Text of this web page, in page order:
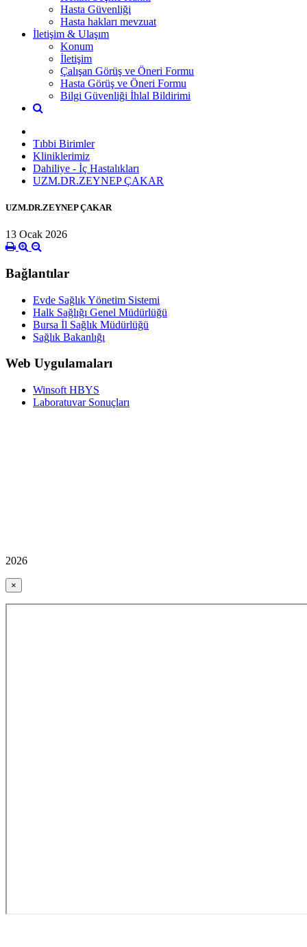
Hasta Güvenliği
Hasta hakları mevzuat
İletişim & Ulaşım
Konum
İletişim
Çalışan Görüş ve Öneri Formu
Hasta Görüş ve Öneri Formu
Bilgi Güvenliği İhlal Bildirimi
Tıbbi Birimler
Kliniklerimiz
Dahiliye - İç Hastalıkları
UZM.DR.ZEYNEP ÇAKAR
UZM.DR.ZEYNEP ÇAKAR
13 Ocak 2026
Bağlantılar
Evde Sağlık Yönetim Sistemi
Halk Sağlığı Genel Müdürlüğü
Bursa İl Sağlık Müdürlüğü
Sağlık Bakanlığı
Web Uygulamaları
Winsoft HBYS
Laboratuvar Sonuçları
2026
×